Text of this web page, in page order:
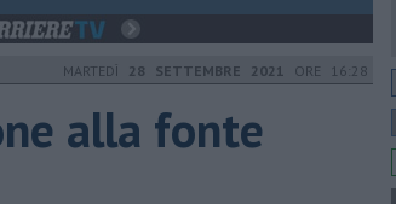
MARTEDÌ 28 SETTEMBRE 2021 ORE 16:28
alla fonte